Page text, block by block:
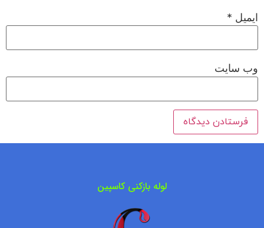
ایمیل *
وب‌ سایت
لوله بازکنی کاسپین